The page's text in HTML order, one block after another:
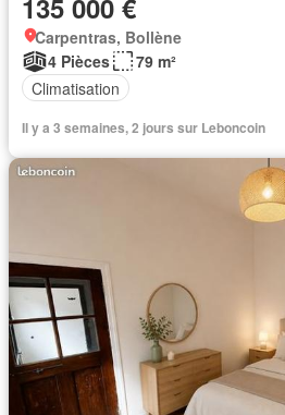
135 000 €
Carpentras, Bollène
4 Pièces
79 m²
Climatisation
Il y a 3 semaines, 2 jours sur Leboncoin